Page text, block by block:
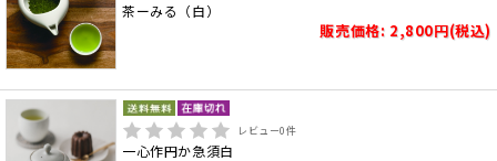
茶ーみる（白）
販売価格: 2,800円(税込)
レビュー0件
一心作円か急須白